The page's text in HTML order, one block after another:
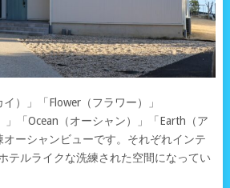
）」「Flower（フラワー）」
」「Ocean（オーシャン）」「Earth（ア
ーシャンビューです。それぞれインテ
テルライクな洗練された空間になってい